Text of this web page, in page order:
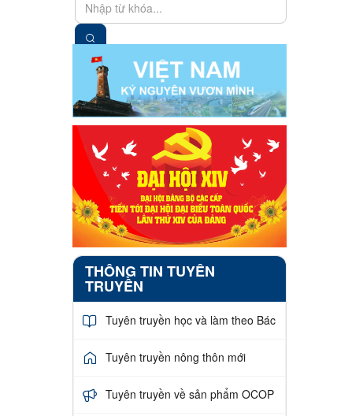
THÔNG TIN TUYÊN
TRUYỀN
Tuyên truyền học và làm theo Bác
Tuyên truyền nông thôn mới
Tuyên truyền về sản phẩm OCOP